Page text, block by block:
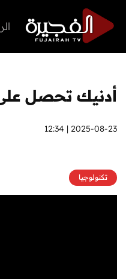
أدنيك تحصل على
2025-08-23 | 12:34
تكنولوجيا